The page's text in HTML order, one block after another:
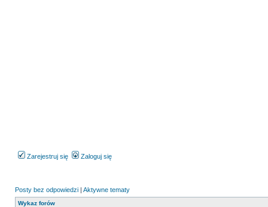
Zarejestruj się Zaloguj się
Posty bez odpowiedzi | Aktywne tematy
Wykaz forów